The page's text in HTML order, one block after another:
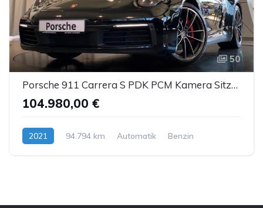
50
Porsche 911 Carrera S PDK PCM Kamera Sitzbelüftung PASM
104.980,00 €
2021 94.794 km Automatik Benzin